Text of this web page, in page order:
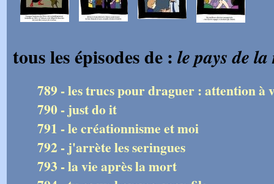
tous les épisodes de : le pays de
789 - les trucs pour draguer : attention à
790 - just do it
791 - le créationnisme et moi
792 - j'arrète les seringues
793 - la vie après la mort